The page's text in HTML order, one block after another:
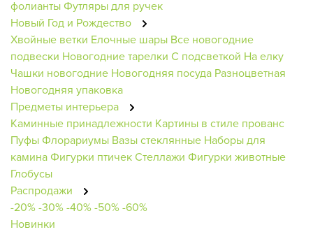
фолиантыФутляры для ручек
Новый Год и Рождество
Хвойные ветки Елочные шары Все новогодние
подвески Новогодние тарелки С подсветкой На елку
Чашки новогодние Новогодняя посуда Разноцветная
Новогодняя упаковка
Предметы интерьера
Каминные принадлежности Картины в стиле прованс
ПуфыФлорариумы Вазы стеклянные Наборы для
каминаФигурки птичекСтеллажи Фигурки животные
Глобусы
Распродажи
-20%-30%-40%-50%-60%
Новинки